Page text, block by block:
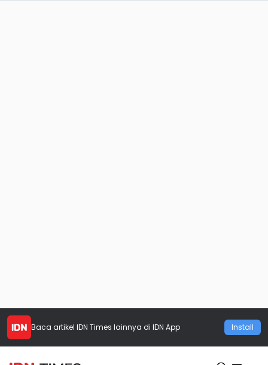
Baca artikel IDN Times lainnya di IDN App Install